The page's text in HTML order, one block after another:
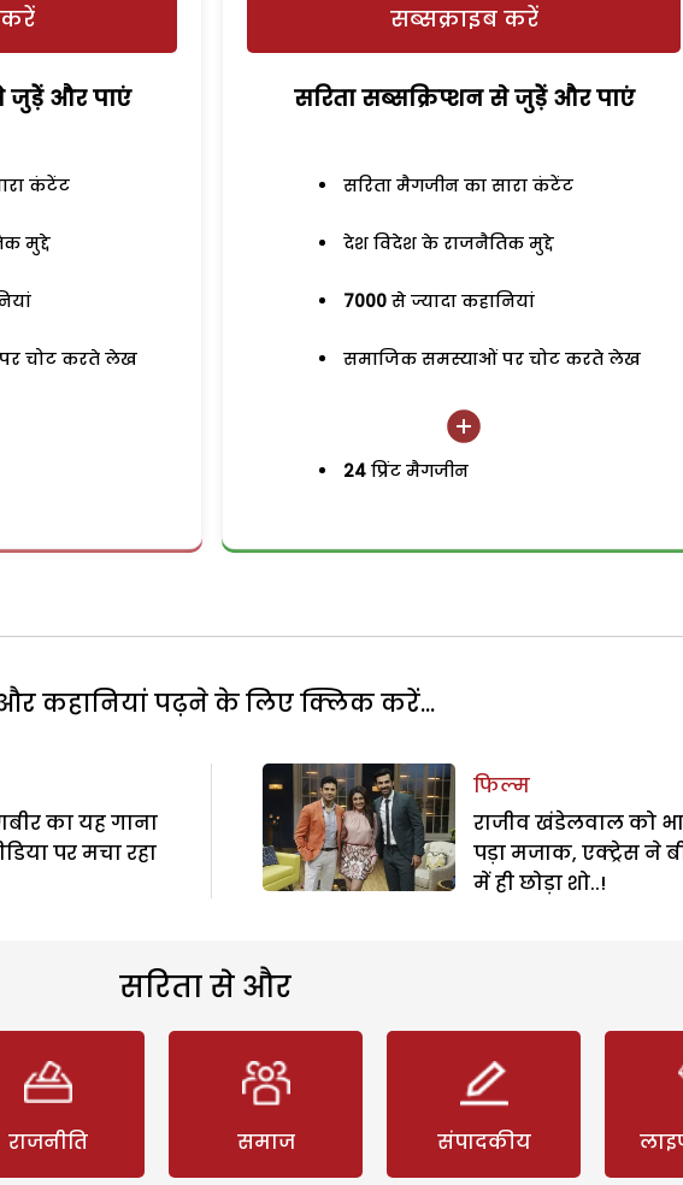
करें
जुड़ेें और पाएं
कंटेंट
मुद्दे
चोट करते लेख
सब्सक्राइब करें
सरिता सब्सक्रिप्शन से जुड़ेें और पाएं
सरिता मैगजीन का सारा कंटेंट
देश विदेश के राजनैतिक मुद्दे
7000 से ज्यादा कहानियां
समाजिक समस्याओं पर चोट करते लेख
24 प्रिंट मैगजीन
कहानियां पढ़ने के लिए क्लिक करें...
का यह गाना
पर मचा रहा
फिल्म
राजीव खंडेलवाल को
पड़ा मजाक, एक्ट्रेस ने
में ही छोड़ा शो..!
सरिता से और
राजनीति समाज संपादकीय